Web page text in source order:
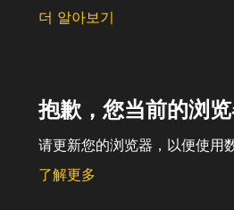
더 알아보기
抱歉，您当前的浏
请更新您的浏览器，以便使用
了解更多